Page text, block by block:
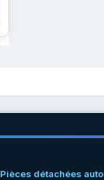
Pièces détachées